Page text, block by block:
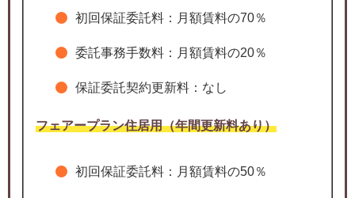
初回保証委託料：月額賃料の70％
委託事務手数料：月額賃料の20％
保証委託契約更新料：なし
フェアープラン住居用（年間更新料あり）
初回保証委託料：月額賃料の50％